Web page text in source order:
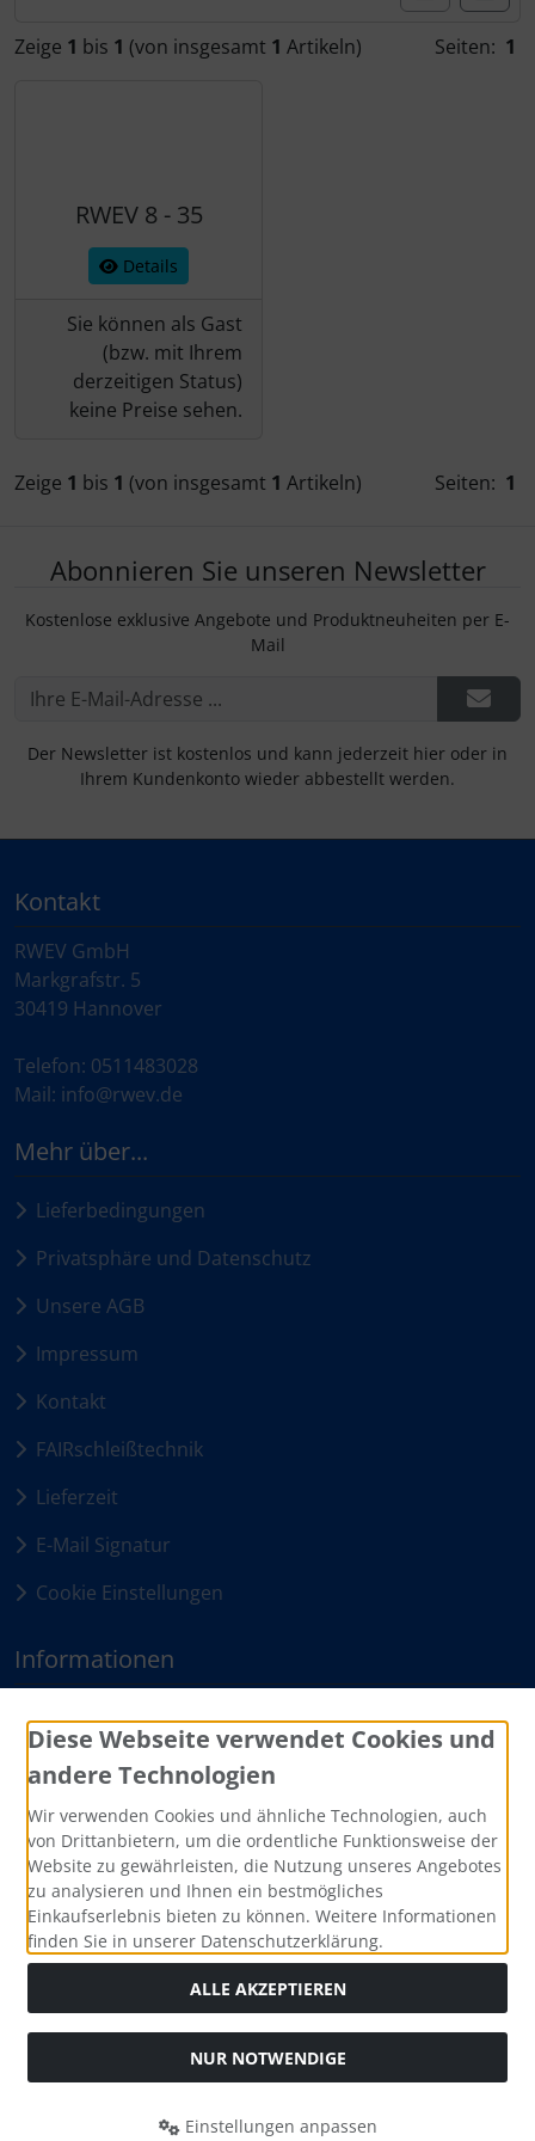
Zeige 1 bis 1 (von insgesamt 1 Artikeln) Seiten: 1
RWEV 8 - 35
Details
Sie können als Gast
(bzw. mit Ihrem
derzeitigen Status)
keine Preise sehen.
Zeige 1 bis 1 (von insgesamt 1 Artikeln) Seiten: 1
Abonnieren Sie unseren Newsletter
Kostenlose exklusive Angebote und Produktneuheiten per E-
Mail
Der Newsletter ist kostenlos und kann jederzeit hier oder in
Ihrem Kundenkonto wieder abbestellt werden.
Kontakt
RWEV GmbH
Markgrafstr. 5
30419 Hannover
Telefon: 0511483028
Mail: info@rwev.de
Mehr über...
Lieferbedingungen
Privatsphäre und Datenschutz
Unsere AGB
Impressum
Kontakt
FAIRschleißtechnik
Lieferzeit
E-Mail Signatur
Cookie Einstellungen
Informationen
Sitemap
Zahlungsmethoden
Social Media
Diese Webseite verwendet Cookies und
andere Technologien
Wir verwenden Cookies und ähnliche Technologien, auch
von Drittanbietern, um die ordentliche Funktionsweise der
Website zu gewährleisten, die Nutzung unseres Angebotes
zu analysieren und Ihnen ein bestmögliches
Einkaufserlebnis bieten zu können. Weitere Informationen
finden Sie in unserer Datenschutzerklärung.
ALLE AKZEPTIEREN
NUR NOTWENDIGE
Einstellungen anpassen